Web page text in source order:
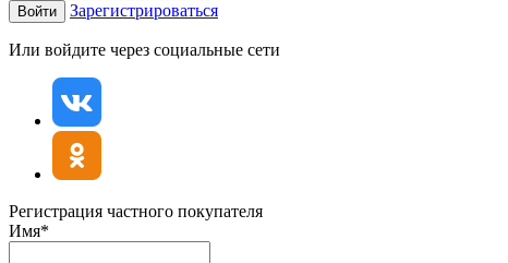
Войти Зарегистрироваться
Или войдите через социальные сети
Регистрация частного покупателя
Имя*